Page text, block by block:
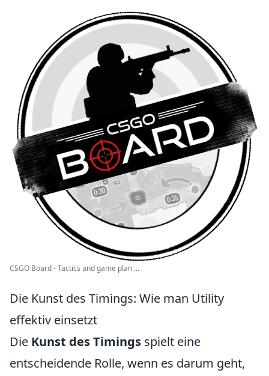
CSGO Board - Tactics and game plan ...
Die Kunst des Timings: Wie man Utility
effektiv einsetzt
Die Kunst des Timings spielt eine
entscheidende Rolle, wenn es darum geht,